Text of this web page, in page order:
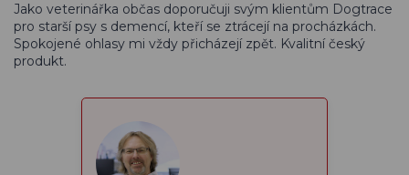
Jako veterinářka občas doporučuji svým klientům Dogtrace
pro starší psy s demencí, kteří se ztrácejí na procházkách.
Spokojené ohlasy mi vždy přicházejí zpět. Kvalitní český
produkt.